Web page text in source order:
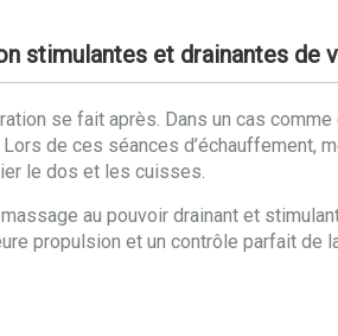
stimulantes et drainantes de
se fait après. Dans un cas
de ces séances d’échauffement,
le dos et les cuisses.
au pouvoir drainant et
propulsion et un contrôle parfait